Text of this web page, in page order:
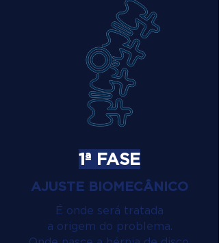
1ª FASE
AJUSTE BIOMECÂNICO
É onde será tratada
a origem do problema.